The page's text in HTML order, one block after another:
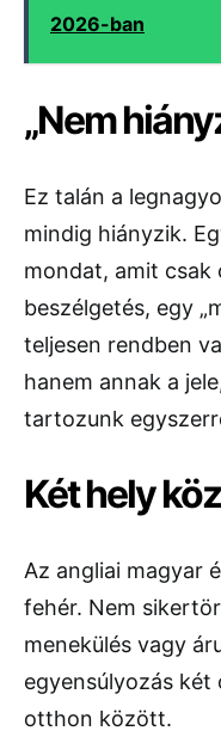
2026-ban
„Nem
Ez talán a
mindig hiányzik.
mondat, amit
beszélgetés, egy
teljesen rendben
hanem annak a
tartozunk
Két hely
Az angliai magyar
fehér. Nem
menekülés vagy
egyensúlyozás
otthon között.